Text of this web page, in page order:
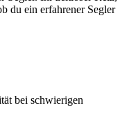
du ein erfahrener Segler
bei schwierigen